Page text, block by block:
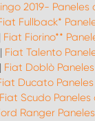
2019-
Fullback*
Fiat Fiorino**
| Fiat Talento
| Fiat Doblò
Ducato
Fiat Scudo
Ranger